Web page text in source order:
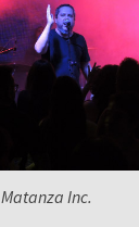
Matanza Inc.